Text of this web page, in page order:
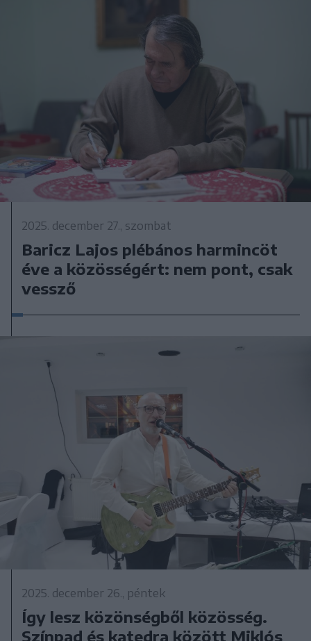
2025. december 27., szombat
Baricz Lajos plébános harmincöt
éve a közösségért: nem pont, csak
vessző
2025. december 26., péntek
Így lesz közönségből közösség.
Színpad és katedra között Miklós